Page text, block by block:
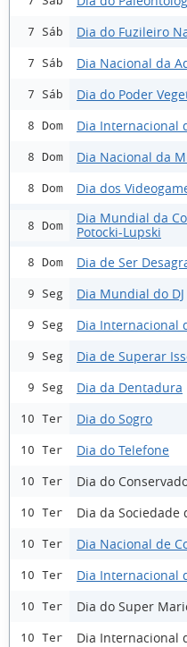
7 Sáb Dia do Fuzileiro
7 Sáb Dia Nacional da
7 Sáb Dia do Poder
8 Dom Dia Internacional
8 Dom Dia Nacional da
8 Dom Dia dos
8 Dom
Dia Mundial da
Potocki-Lupski
8 Dom Dia de Ser
9 Seg Dia Mundial do DJ
9 Seg Dia Internacional
9 Seg Dia de Superar
9 Seg Dia da Dentadura
10 Ter Dia do Sogro
10 Ter Dia do Telefone
10 Ter Dia do
10 Ter Dia da Sociedade
10 Ter Dia Nacional de
10 Ter Dia Internacional
10 Ter Dia do Super
10 Ter Dia Internacional